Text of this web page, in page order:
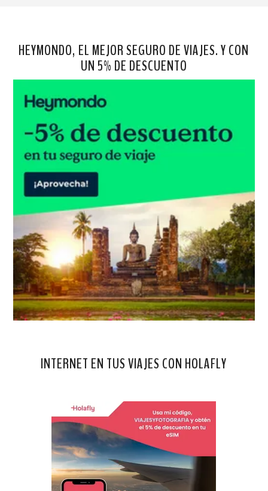
HEYMONDO, EL MEJOR SEGURO DE VIAJES. Y CON
UN 5% DE DESCUENTO
INTERNET EN TUS VIAJES CON HOLAFLY